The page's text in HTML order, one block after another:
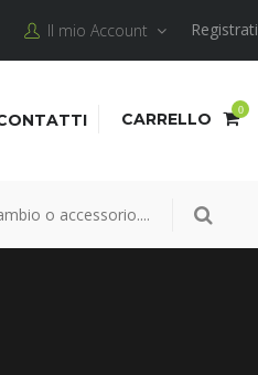
Il mio Account Registrati
CARRELLO 0